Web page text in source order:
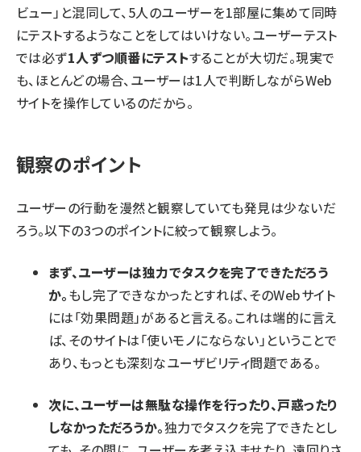
ビュー」と混同して、5人のユーザーを1部屋に集めて同時
にテストするようなことをしてはいけない。ユーザーテスト
では必ず1人ずつ順番にテストすることが大切だ。現実で
も、ほとんどの場合、ユーザーは1人で判断しながらWeb
サイトを操作しているのだから。
観察のポイント
ユーザーの行動を漫然と観察していても発見は少ないだ
ろう。以下の3つのポイントに絞って観察しよう。
まず、ユーザーは独力でタスクを完了できただろう
か。もし完了できなかったとすれば、そのWebサイト
には「効果問題」があると言える。これは端的に言え
ば、そのサイトは「使いモノにならない」ということで
あり、もっとも深刻なユーザビリティ問題である。
次に、ユーザーは無駄な操作を行ったり、戸惑ったり
しなかっただろうか。独力でタスクを完了できたとし